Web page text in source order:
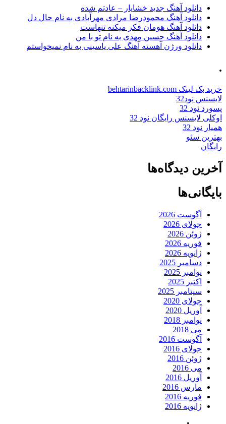
دانلود آهنگ جدید خشایار – عادتم شده
دانلود آهنگ محمودرضا مرادی مهرآبادی به نام حال دل
دانلود آهنگ هومان فکر میکنه تنهاست
دانلود آهنگ حسین مهدی به نام تو با من
دانلود ورژن آهسته آهنگ علی یاسینی به نام نمیخواستم
.
خرید بک لینک behtarinbacklink.com
لایسنس نود32
پسورد نود 32
اوکلی لایسنس رایگان نود 32
همیار نود 32
بهترین سئو
رایگان
آخرین دیدگاه‌ها
بایگانی‌ها
آگوست 2026
جولای 2026
ژوئن 2026
فوریه 2026
ژانویه 2026
دسامبر 2025
نوامبر 2025
اکتبر 2025
سپتامبر 2025
جولای 2020
آوریل 2020
نوامبر 2018
می 2018
آگوست 2016
جولای 2016
ژوئن 2016
می 2016
آوریل 2016
مارس 2016
فوریه 2016
ژانویه 2016